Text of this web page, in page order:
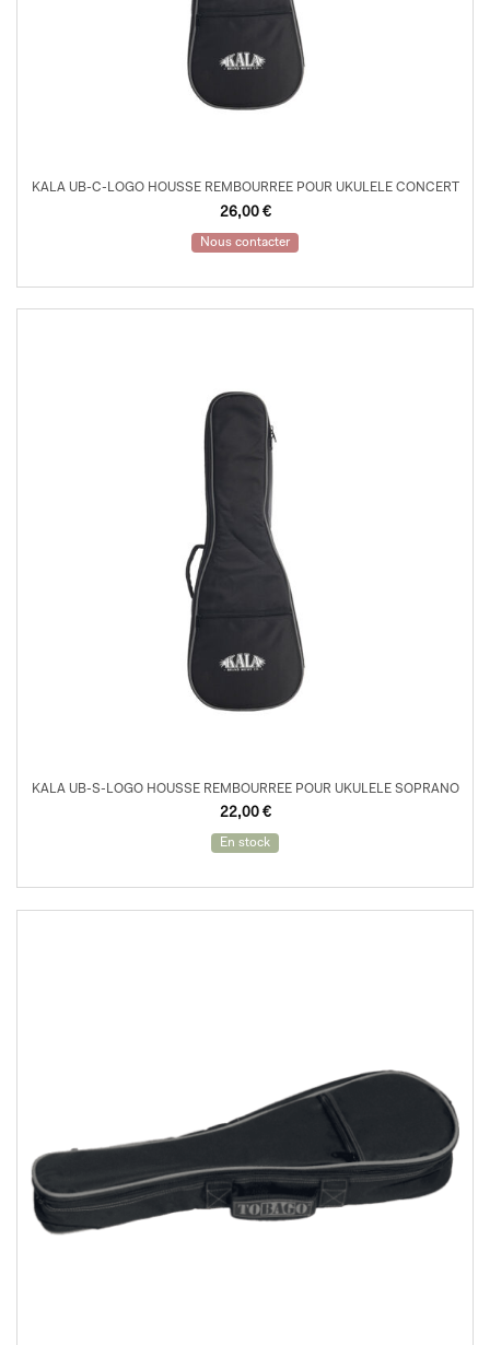
KALA UB-C-LOGO HOUSSE REMBOURREE POUR UKULELE CONCERT
26,00 €
Nous contacter
KALA UB-S-LOGO HOUSSE REMBOURREE POUR UKULELE SOPRANO
22,00 €
En stock